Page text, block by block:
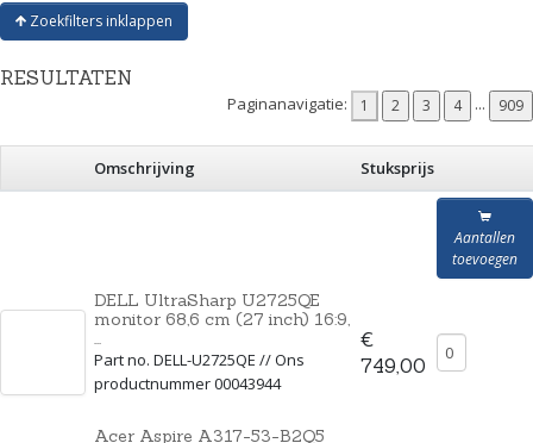
Zoekfilters inklappen
RESULTATEN
Paginanavigatie:
Omschrijving Stuksprijs
Aantallen
toevoegen
DELL UltraSharp U2725QE
monitor 68,6 cm (27 inch) 16:9,
...
Part no. DELL-U2725QE // Ons
productnummer 00043944
€
749,00
Acer Aspire A317-53-B2Q5